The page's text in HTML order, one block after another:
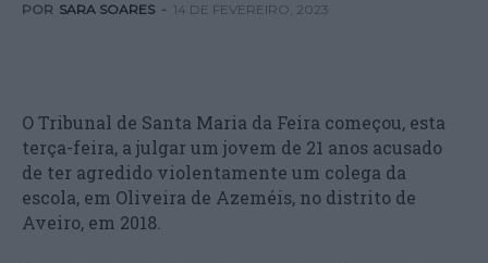
POR SARA SOARES - 14 DE FEVEREIRO, 2023
O Tribunal de Santa Maria da Feira começou, esta
terça-feira, a julgar um jovem de 21 anos acusado
de ter agredido violentamente um colega da
escola, em Oliveira de Azeméis, no distrito de
Aveiro, em 2018.